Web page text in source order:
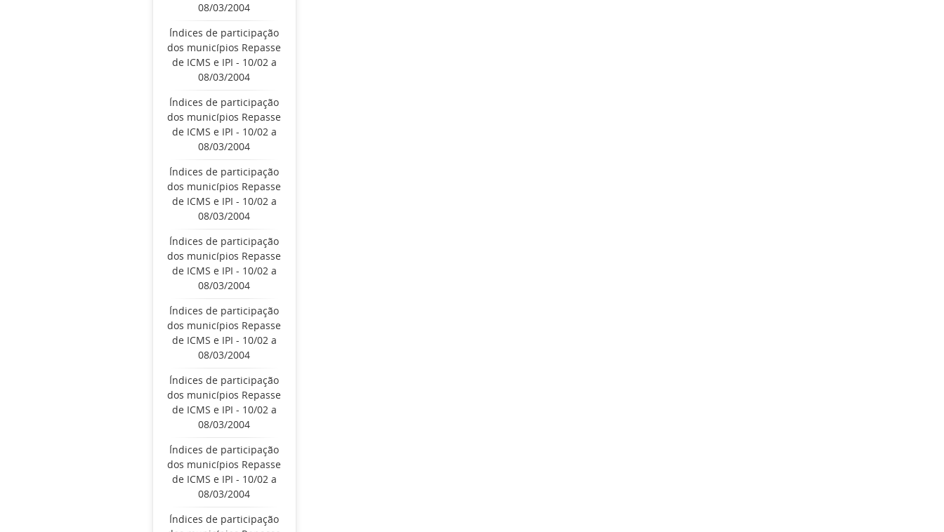
08/03/2004
Índices de participação
dos municípios Repasse
de ICMS e IPI - 10/02 a
08/03/2004
Índices de participação
dos municípios Repasse
de ICMS e IPI - 10/02 a
08/03/2004
Índices de participação
dos municípios Repasse
de ICMS e IPI - 10/02 a
08/03/2004
Índices de participação
dos municípios Repasse
de ICMS e IPI - 10/02 a
08/03/2004
Índices de participação
dos municípios Repasse
de ICMS e IPI - 10/02 a
08/03/2004
Índices de participação
dos municípios Repasse
de ICMS e IPI - 10/02 a
08/03/2004
Índices de participação
dos municípios Repasse
de ICMS e IPI - 10/02 a
08/03/2004
Índices de participação